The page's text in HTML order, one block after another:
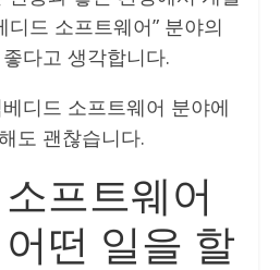
디드 소프트웨어” 분야의
다고 생각합니다.
디드 소프트웨어 분야에
도 괜찮습니다.
프트웨어
떤 일을 할